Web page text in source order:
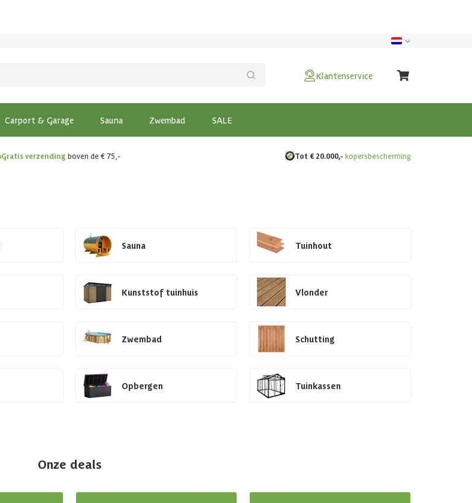
Klantenservice
Carport & Garage Sauna Zwembad SALE
Gratis verzending boven de € 75,- Tot € 20.000,- kopersbescherming
Sauna Tuinhout
Kunststof tuinhuis Vlonder
Zwembad Schutting
Opbergen Tuinkassen
Onze deals